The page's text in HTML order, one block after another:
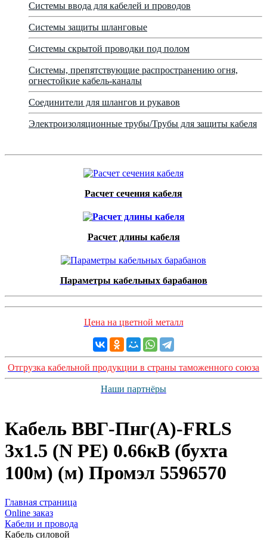
Системы ввода для кабелей и проводов
Системы защиты шланговые
Системы скрытой проводки под полом
Системы, препятствующие распространению огня,
огнестойкие кабель-каналы
Соединители для шлангов и рукавов
Электроизоляционные трубы/Трубы для защиты кабеля
Расчет сечения кабеля
Расчет длины кабеля
Параметры кабельных барабанов
Цена на цветной металл
Отгрузка кабельной продукции в страны таможенного союза
Наши партнёры
Кабель ВВГ-Пнг(А)-FRLS
3х1.5 (N PE) 0.66кВ (бухта
100м) (м) Промэл 5596570
Главная страница
Оnline заказ
Кабели и провода
Кабель силовой